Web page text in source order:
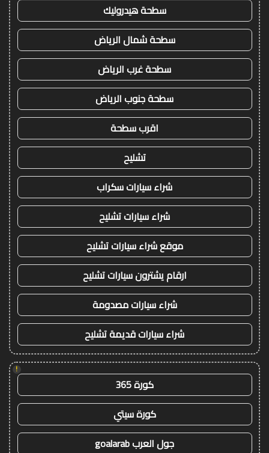
سطحة هيدروليك
سطحة شمال الرياض
سطحة غرب الرياض
سطحة جنوب الرياض
اقرب سطحة
تشليح
شراء سيارات سكراب
شراء سيارات تشليح
موقع شراء سيارات تشليح
ارقام يشترون سيارات تشليح
شراء سيارات مصدومة
شراء سيارات قديمة تشليح
!
كورة 365
كورة سيتي
جول العرب goalarab